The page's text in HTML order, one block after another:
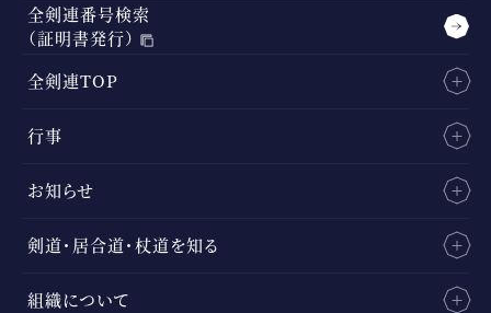
全剣連番号検索
（証明書発行）
全剣連TOP
行事
お知らせ
剣道・居合道・杖道を知る
組織について